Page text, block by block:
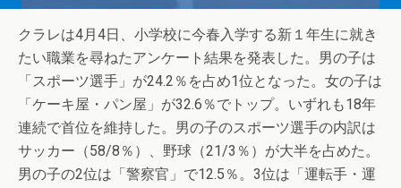
クラレは4月4日、小学校に今春入学する新１年生に就き
たい職業を尋ねたアンケート結果を発表した。男の子は
「スポーツ選手」が24.2％を占め1位となった。女の子は
「ケーキ屋・パン屋」が32.6％でトップ。いずれも18年
連続で首位を維持した。男の子のスポーツ選手の内訳は
サッカー（58/8％）、野球（21/3％）が大半を占めた。
男の子の2位は「警察官」で12.5％。3位は「運転手・運